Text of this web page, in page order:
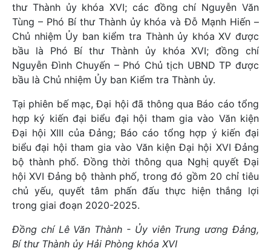
thư Thành ủy khóa XVI; các đồng chí Nguyễn Văn
Tùng – Phó Bí thư Thành ủy khóa và Đỗ Mạnh Hiến –
Chủ nhiệm Ủy ban kiểm tra Thành ủy khóa XV được
bầu là Phó Bí thư Thành ủy khóa XVI; đồng chí
Nguyễn Đình Chuyến – Phó Chủ tịch UBND TP được
bầu là Chủ nhiệm Ủy ban Kiểm tra Thành ủy.
Tại phiên bế mạc, Đại hội đã thông qua Báo cáo tổng
hợp ký kiến đại biểu đại hội tham gia vào Văn kiện
Đại hội XIII của Đảng; Báo cáo tổng hợp ý kiến đại
biểu đại hội tham gia vào Văn kiện Đại hội XVI Đảng
bộ thành phố. Đồng thời thông qua Nghị quyết Đại
hội XVI Đảng bộ thành phố, trong đó gồm 20 chỉ tiêu
chủ yếu, quyết tâm phấn đấu thực hiện thắng lợi
trong giai đoạn 2020-2025.
Đồng chí Lê Văn Thành - Ủy viên Trung ương Đảng,
Bí thư Thành ủy Hải Phòng khóa XVI